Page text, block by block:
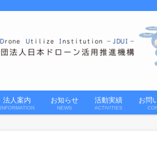
法人案内
INFORMATION
お知らせ
NEWS
活動実績
ACTIVITIES
お問